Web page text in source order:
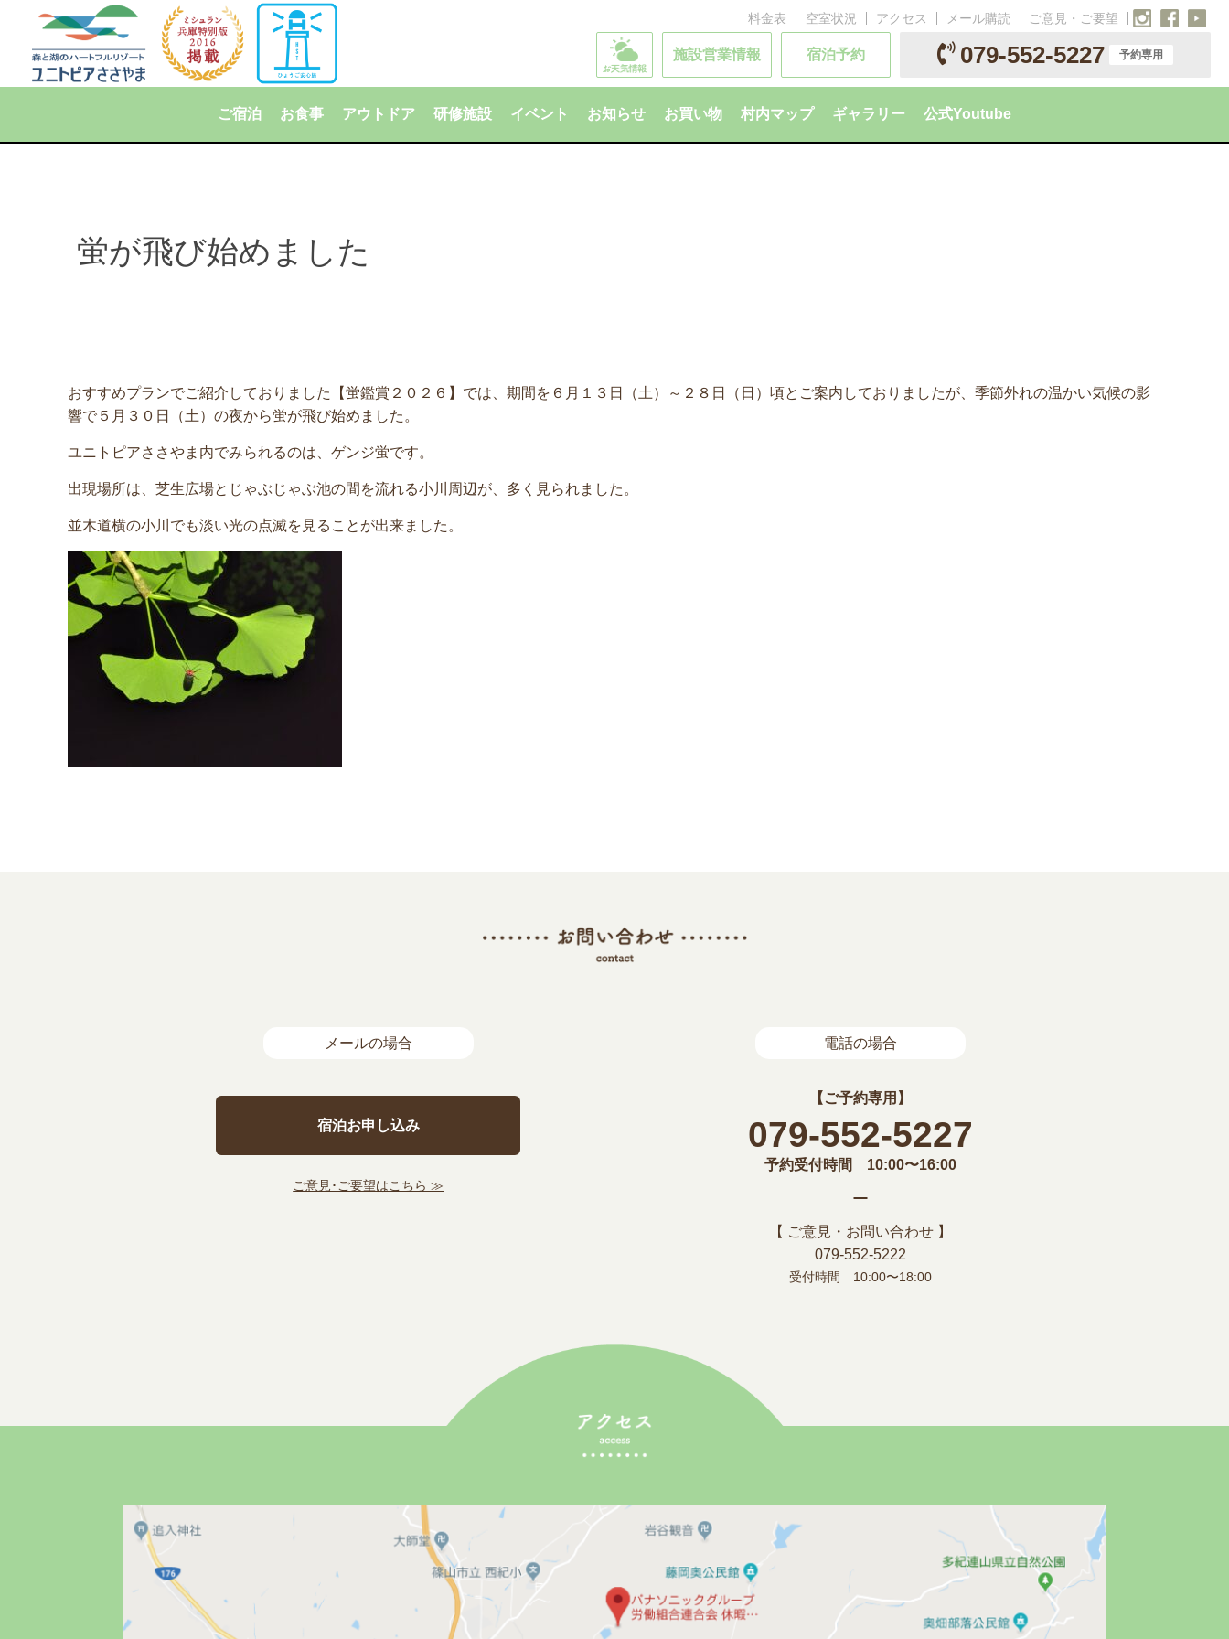
ご宿泊 お食事 アウトドア 研修施設 イベント お知らせ お買い物 村内マップ ギャラリー 公式Youtube
料金表 空室状況 アクセス メール購読 ご意見・ご要望
施設営業情報 宿泊予約 079-552-5227 予約専用
蛍が飛び始めました
おすすめプランでご紹介しておりました【蛍鑑賞２０２６】では、期間を６月１３日（土）～２８日（日）頃とご案内しておりましたが、季節外れの温かい気候の影
響で５月３０日（土）の夜から蛍が飛び始めました。
ユニトピアささやま内でみられるのは、ゲンジ蛍です。
出現場所は、芝生広場とじゃぶじゃぶ池の間を流れる小川周辺が、多く見られました。
並木道横の小川でも淡い光の点滅を見ることが出来ました。
メールの場合
宿泊お申し込み
ご意見･ご要望はこちら ≫
電話の場合
【ご予約専用】
079-552-5227
予約受付時間 10:00〜16:00
【 ご意見・お問い合わせ 】
079-552-5222
受付時間 10:00〜18:00